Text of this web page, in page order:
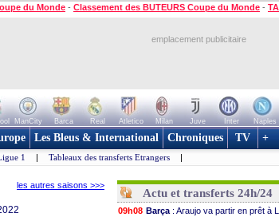
du Monde - Classement des BUTEURS Coupe du Monde -
emplacement publicitaire
ManCity Barca Real Atletico Milan Juve Inter Naples
Les Bleus & International Chroniques TV +
1 | Tableaux des transferts Etrangers |
les autres saisons >>>
Actu et transferts 24h/24
09h08 Barça : Araujo va partir en prêt à